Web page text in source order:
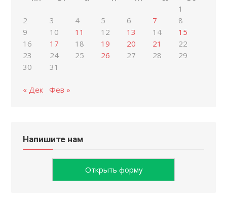
1
2
3 4 5 6 7
8
9
10 11 12 13 14
15
16
17 18 19 20 21
22
23
24 25 26 27 28
29
30
31
« Дек Фев »
Напишите нам
Открыть форму